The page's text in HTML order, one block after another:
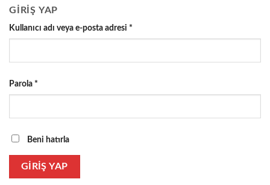
GIRIŞ YAP
Kullanıcı adı veya e-posta adresi *
Parola *
Beni hatırla
GIRIŞ YAP